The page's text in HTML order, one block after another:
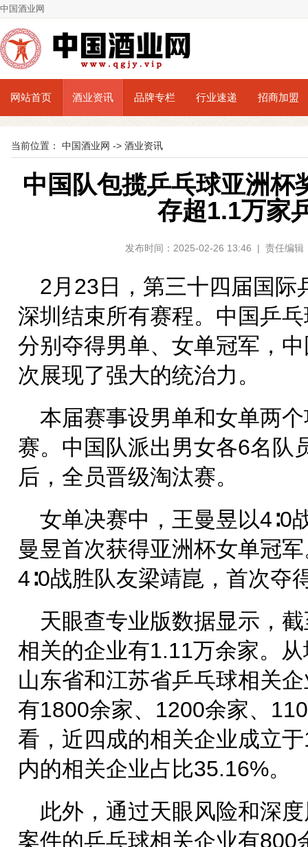
中国酒业网
网站首页 酒业资讯 品牌专栏 行业速递 招商加盟
当前位置： 中国酒业网 -> 酒业资讯
中国队包揽乒乓球亚洲杯
存超1.1万家
发布时间：2025-02-26 13:46 | 责任编
2月23日，第三十四届国
深圳结束所有赛程。中国乒
分别夺得男单、女单冠军，
次展现了强大的统治力。
本届赛事设男单和女单两
赛。中国队派出男女各6名队
后，全员晋级淘汰赛。
女单决赛中，王曼昱以4∶0
曼昱首次获得亚洲杯女单冠
4∶0战胜队友梁靖崑，首次夺
天眼查专业版数据显示，
相关的企业有1.11万余家。
山东省和江苏省乒乓球相关
有1800余家、1200余家、
看，近四成的相关企业成立
内的相关企业占比35.16%。
此外，通过天眼风险和深
案件的乒乓球相关企业有800